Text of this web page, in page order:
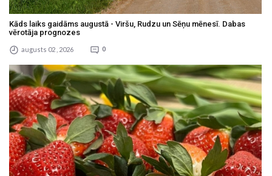
Kāds laiks gaidāms augustā - Viršu, Rudzu un Sēņu mēnesī. Dabas
vērotāja prognozes
augusts 02 , 2026 0